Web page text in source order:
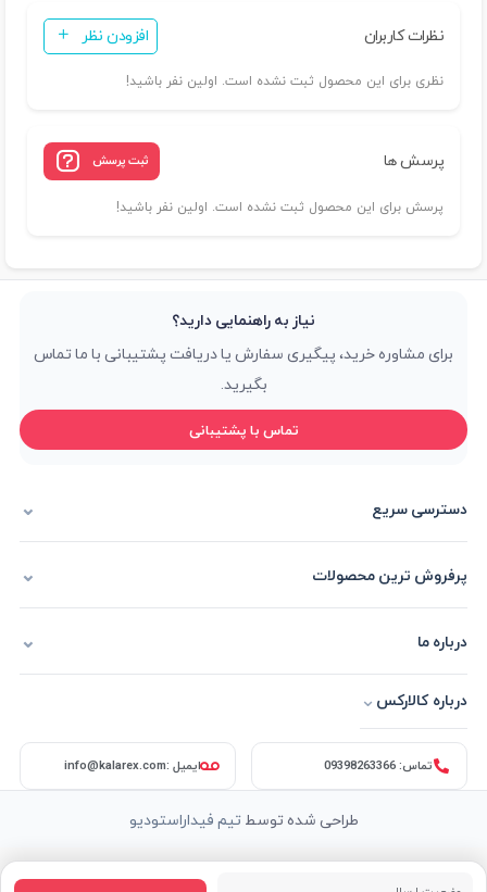
نظرات کاربران افزودن نظر
نظری برای این محصول ثبت نشده است. اولین نفر باشید!
پرسش ها ثبت پرسش
پرسش برای این محصول ثبت نشده است. اولین نفر باشید!
دسترسی سریع
پرفروش ترین محصولات
درباره ما
نیاز به راهنمایی دارید؟
برای مشاوره خرید، پیگیری سفارش یا دریافت پشتیبانی با ما تماس
بگیرید.
تماس با پشتیبانی
درباره کالارکس ⌄
تماس: 09398263366 ایمیل :info@kalarex.com
طراحی شده توسطتیم فیداراستودیو